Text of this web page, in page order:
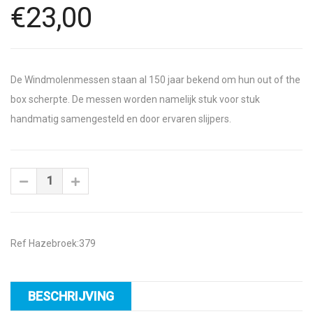
€23,00
De Windmolenmessen staan al 150 jaar bekend om hun out of the
box scherpte. De messen worden namelijk stuk voor stuk
handmatig samengesteld en door ervaren slijpers.
Ref Hazebroek:379
BESCHRIJVING